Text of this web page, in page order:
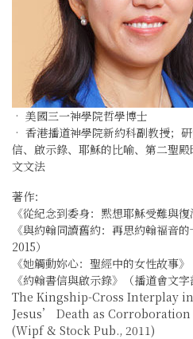
‧ 美國三一神學院哲學博士
‧ 香港播道神學院新約科副教授；
信、啟示錄、耶穌的比喻、第二聖
文文法
著作：
《從紀念到委身：黙想耶穌受難與
《與約翰同讀舊約：再思約翰福音的
2015）
《她觸動妳心：聖經中的女性故事》
《約翰書信與啟示錄》（播道會文字
The Kingship-Cross Interplay
Jesus’ Death as
(Wipf & Stock Pub., 2011)